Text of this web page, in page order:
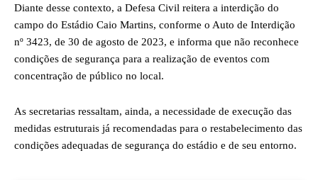
Diante desse contexto, a Defesa Civil reitera a interdição do
campo do Estádio Caio Martins, conforme o Auto de Interdição
nº 3423, de 30 de agosto de 2023, e informa que não reconhece
condições de segurança para a realização de eventos com
concentração de público no local.
As secretarias ressaltam, ainda, a necessidade de execução das
medidas estruturais já recomendadas para o restabelecimento das
condições adequadas de segurança do estádio e de seu entorno.